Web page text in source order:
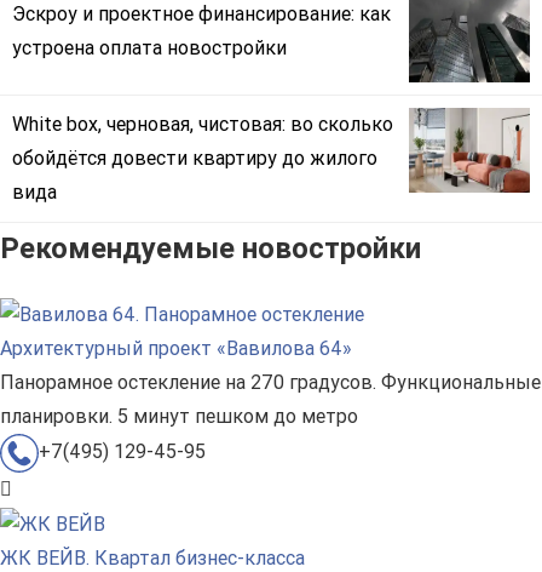
Эскроу и проектное финансирование: как
устроена оплата новостройки
White box, черновая, чистовая: во сколько
обойдётся довести квартиру до жилого
вида
Рекомендуемые новостройки
Архитектурный проект «Вавилова 64»
Панорамное остекление на 270 градусов. Функциональные
планировки. 5 минут пешком до метро
+7(495) 129-45-95
ЖК ВЕЙВ. Квартал бизнес-класса